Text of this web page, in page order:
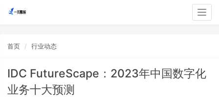
首页 行业动态
IDC FutureScape：2023年中国数字化
业务十大预测